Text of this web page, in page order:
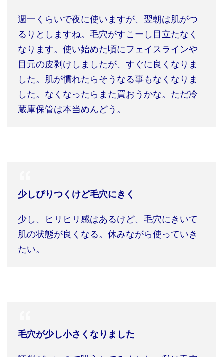
週一くらいで夜に使いますが、翌朝は肌がつ
るりとしますね。毛穴がすこーし目立たなく
なります。使い始めた頃にフェイスラインや
目元の皮剥けしましたが、すぐに良くなりま
した。肌が慣れたらそうなる事もなくなりま
した。なくなったらまた買おうかな。ただ冷
蔵庫保管は本当めんどう。
少しぴりつくけど毛穴にきく
少し、ヒリヒリ感はあるけど、毛穴にきいて
肌の状態が良くなる。休みながら使っていき
たい。
毛穴が少し小さくなりました